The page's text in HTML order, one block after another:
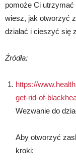
pomoże Ci
wiesz, jak otworzyć
działać i cieszyć się
Źródła:
https://
get-rid-of-
Wezwanie do
Aby otworzyć
kroki: